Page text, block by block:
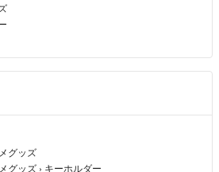
グッズ
グッズ › キーホルダー